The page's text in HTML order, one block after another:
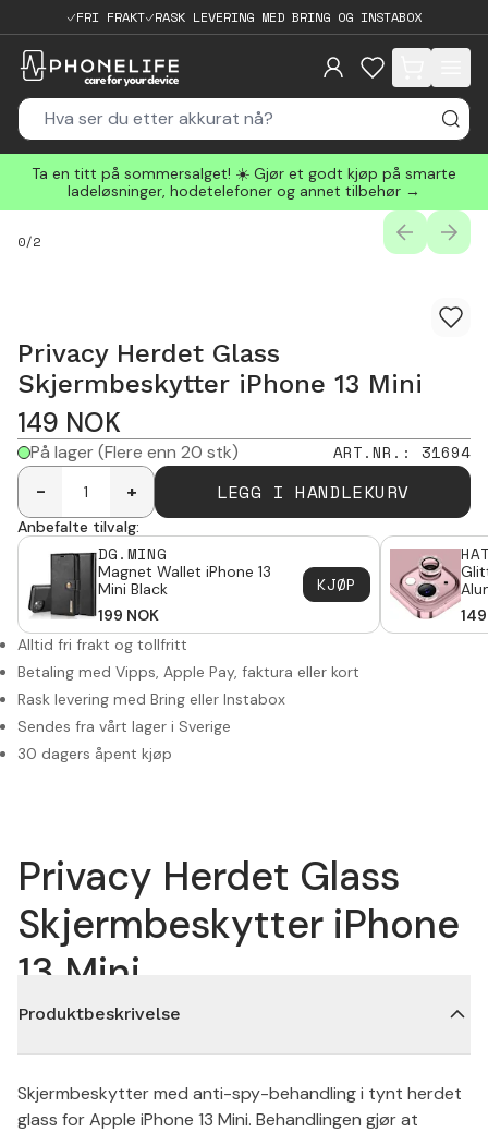
FRI FRAKT RASK LEVERING MED BRING OG INSTABOX
items in cart,
Ta en titt på sommersalget! ☀️ Gjør et godt kjøp på smarte
ladeløsninger, hodetelefoner og annet tilbehør →
0/2
Privacy Herdet Glass
Skjermbeskytter iPhone 13 Mini
149 NOK
På lager(Flere enn 20 stk) ART.NR. : 31694
-
+ LEGG I HANDLEKURV
Anbefalte tilvalg:
DG.MING
Magnet Wallet iPhone 13
Mini Black
199 NOK
KJØP
149
Alltid fri frakt og tollfritt
Betaling med Vipps, Apple Pay, faktura eller kort
Rask levering med Bring eller Instabox
Sendes fra vårt lager i Sverige
30 dagers åpent kjøp
Privacy Herdet Glass
Skjermbeskytter iPhone
13 Mini
Produktbeskrivelse
Skjermbeskytter med anti-spy-behandling i tynt herdet
glass for Apple iPhone 13 Mini. Behandlingen gjør at